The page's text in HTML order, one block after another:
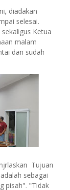
diadakan
selesai.
Ketua
malam
dan sudah
Tujuan
sebagai
pisah". "Tidak